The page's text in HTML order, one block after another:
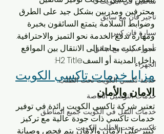
تأجير فان مع سايق
سيارة فان كبير
تأجير سيارة مع سائق
الجهراء
خدمة تكسي الكويت تحت الطلب
خدمات التوصيل الخاصة
خدمات النقل في الكويت جميع المناطق
تاكسي تحت الطلب الكويت
محترفين ومدربين بشكل جيد على الطرق
وضوابط السلامة. يتمتع السائقون بخبرة
ومهارة تدفع الخدمة نحو التميز والاحترافية.
سواء كنت بحاجة إلى الانتقال بين المواقع
داخل المدينة أو السفH2 Title:
مزايا خدمات تاكسي الكويت
الامان والأمان
تعتبر شركة تاكسي الكويت رائدة في توفير
خدمات تاكسي ذات جودة عالية مع تركيز
كبير على الأمان والأمان. يتم فحص وصيانة